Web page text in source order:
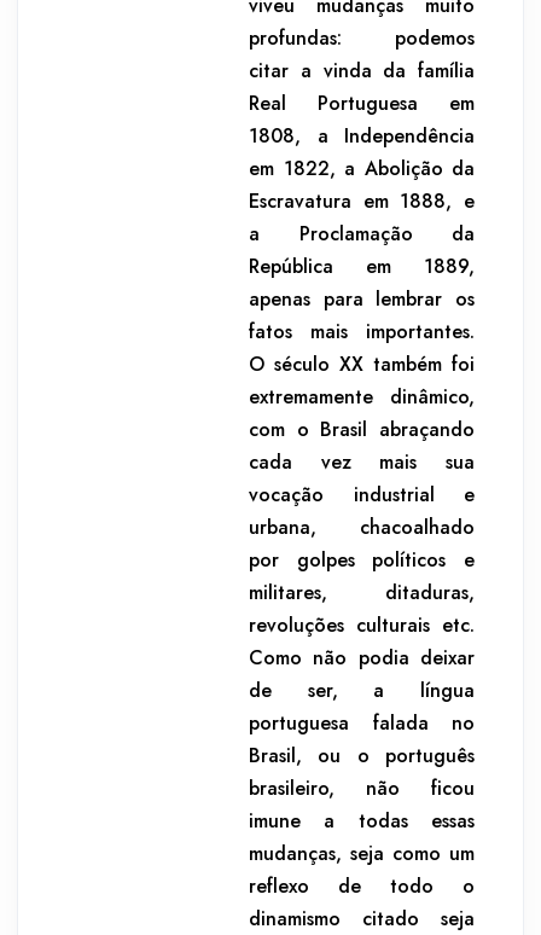
viveu mudanças muito
profundas: podemos
citar a vinda da família
Real Portuguesa em
1808, a Independência
em 1822, a Abolição da
Escravatura em 1888, e
a Proclama­ção da
República em 1889,
apenas para lembrar os
fatos mais importantes.
O século XX também foi
extremamente dinâmico,
com o Brasil abraçan­do
cada vez mais sua
vocação industrial e
urbana, chacoalhado
por golpes políticos e
militares, ditaduras,
revoluções culturais etc.
Como não podia deixar
de ser, a língua
portuguesa falada no
Brasil, ou o português
brasilei­ro, não ficou
imune a todas essas
mudanças, seja como um
reflexo de todo o
dinamismo citado seja